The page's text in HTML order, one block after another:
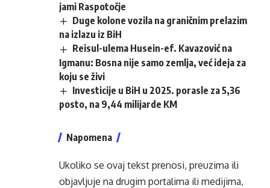
jami Raspotočje
Duge kolone vozila na graničnim prelazim
na izlazu iz BiH
Reisul-ulema Husein-ef. Kavazović na
Igmanu: Bosna nije samo zemlja, već ideja za
koju se živi
Investicije u BiH u 2025. porasle za 5,36
posto, na 9,44 milijarde KM
Napomena
Ukoliko se ovaj tekst prenosi, preuzima ili
objavljuje na drugim portalima ili medijima,